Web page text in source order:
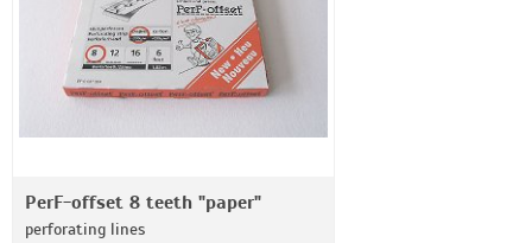
PerF-offset 8 teeth "paper"
perforating lines